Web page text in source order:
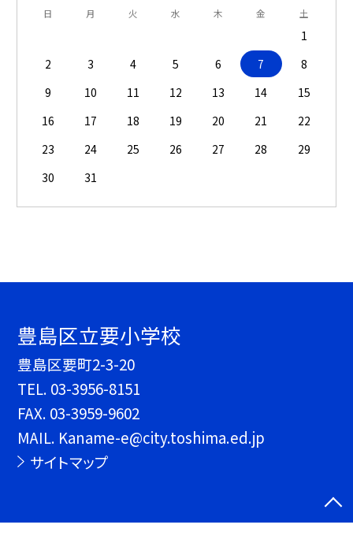
日 月 火 水 木 金 土
1
2
3 4 5 6 7
8
9
10 11 12 13 14
15
16
17 18 19 20 21
22
23
24 25 26 27 28
29
30
31
豊島区立要小学校
豊島区要町2-3-20
TEL. 03-3956-8151
FAX. 03-3959-9602
MAIL. Kaname-e@city.toshima.ed.jp
サイトマップ